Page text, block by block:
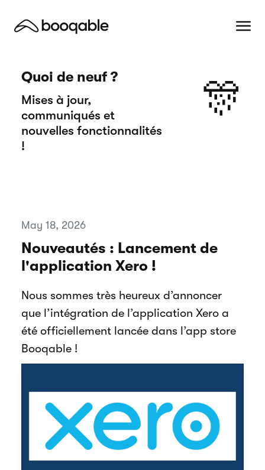
Quoi de neuf ?
Mises à jour,
communiqués et
nouvelles fonctionnalités
!
🎊
May 18, 2026
Nouveautés : Lancement de
l'application Xero !
Nous sommes très heureux d’annoncer
que l’intégration de l’application Xero a
été officiellement lancée dans l’app store
Booqable !